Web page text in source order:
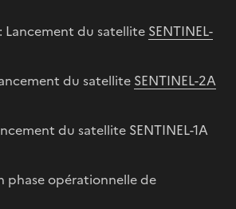
Lancement du satellite SENTINEL-
du satellite SENTINEL-2A
du satellite SENTINEL-1A
phase opérationnelle de